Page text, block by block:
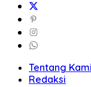
Tentang Kami
Redaksi